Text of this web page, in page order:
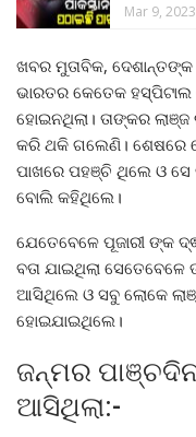
Mar 9, 2023
ଖବର ମୁତାବିକ, ଦେଶାନ୍ତଙ୍କ
ଭାରତର କେତେକ
ହୋଇନଥିଲା। ତାଙ୍କର ଲାଞ୍ଜ
କରି ଥକି ଗଲେଣି। ଶେଷରେ
ପାଖରେ ପହଞ୍ଚି ଥିଲେ ଓ ସେ
ବୋଲି କହିଥିଲେ।
ଯେତେବେଳେ ପୂଜାରୀ ଙ୍କ
ବତା ଯାଇଥିଲା ସେତେବେଳେ
ଆସିଥିଲେ ଓ ସବୁ ଲୋକେ
ହୋଇଯାଇଥିଲେ।
ଜନ୍ମର
ଆସିଥିଲା:-